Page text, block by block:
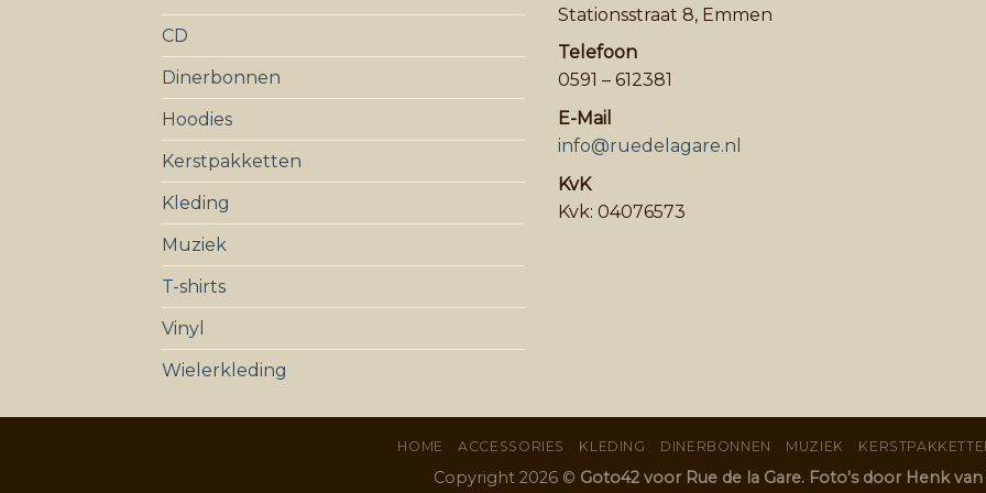
CD
Dinerbonnen
Hoodies
Kerstpakketten
Kleding
Muziek
T-shirts
Vinyl
Wielerkleding
Stationsstraat 8, Emmen
Telefoon
0591 – 612381
E-Mail
info@ruedelagare.nl
KvK
Kvk: 04076573
HOME ACCESSORIES KLEDING DINERBONNEN MUZIEK
Copyright 2026 © Goto42 voor Rue de la Gare. Foto's door Henk